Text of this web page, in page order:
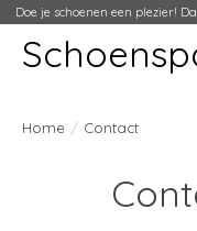
Doe je schoenen een plezier!
Home / Contact